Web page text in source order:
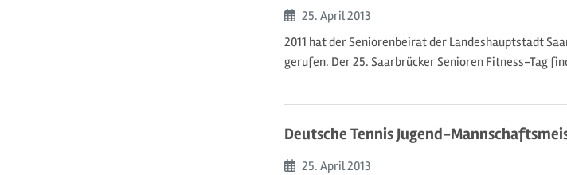
Beginn:
25. April2013
2011 hat der Seniorenbeirat der Landeshauptstadt
gerufen. Der 25. Saarbrücker Senioren Fitness-Tag
Deutsche Tennis Jugend-
Beginn:
25. April2013